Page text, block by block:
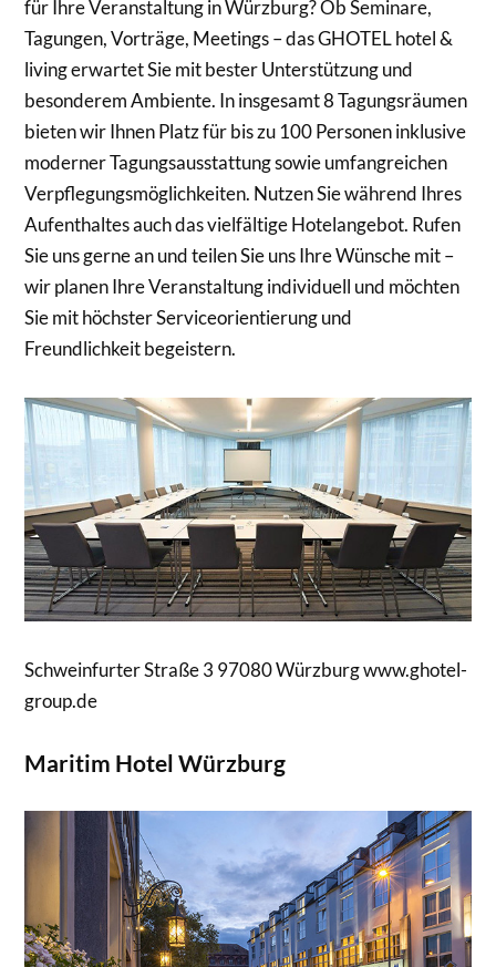
für Ihre Veranstaltung in Würzburg? Ob Seminare,
Tagungen, Vorträge, Meetings – das GHOTEL hotel &
living erwartet Sie mit bester Unterstützung und
besonderem Ambiente. In insgesamt 8 Tagungsräumen
bieten wir Ihnen Platz für bis zu 100 Personen inklusive
moderner Tagungsausstattung sowie umfangreichen
Verpflegungsmöglichkeiten. Nutzen Sie während Ihres
Aufenthaltes auch das vielfältige Hotelangebot. Rufen
Sie uns gerne an und teilen Sie uns Ihre Wünsche mit –
wir planen Ihre Veranstaltung individuell und möchten
Sie mit höchster Serviceorientierung und
Freundlichkeit begeistern.
Schweinfurter Straße 3 97080 Würzburg www.ghotel-
group.de
Maritim Hotel Würzburg